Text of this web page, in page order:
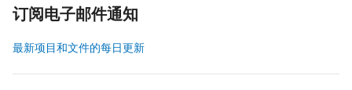
订阅电子邮件通知
最新项目和文件的每日更新